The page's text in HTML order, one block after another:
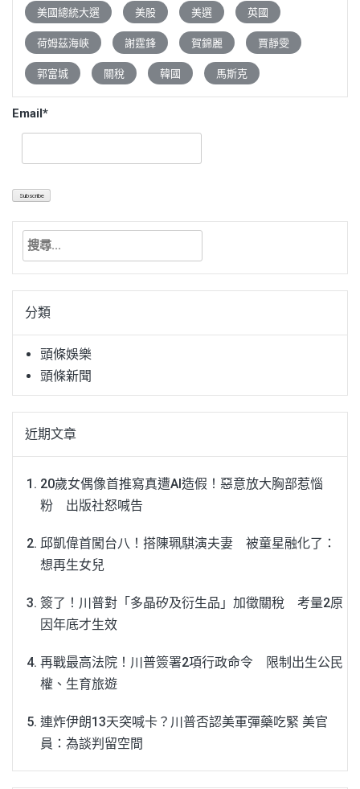
美國總統大選 美股 美選 英國
荷姆茲海峽 謝霆鋒 賀錦麗 賈靜雯
郭富城 關稅 韓國 馬斯克
Email*
搜
關
字:分類
頭條娛樂
頭條新聞
近期文章
20歲女偶像首推寫真遭AI造假！惡意放大胸部惹惱
粉 出版社怒喊告
邱凱偉首闖台八！搭陳珮騏演夫妻 被童星融化了：
想再生女兒
簽了！川普對「多晶矽及衍生品」加徵關稅 考量2原
因年底才生效
再戰最高法院！川普簽署2項行政命令 限制出生公民
權、生育旅遊
連炸伊朗13天突喊卡？川普否認美軍彈藥吃緊 美官
員：為談判留空間